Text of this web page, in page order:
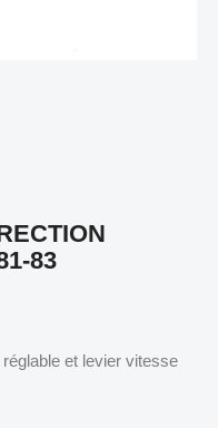
83
et levier vitesse